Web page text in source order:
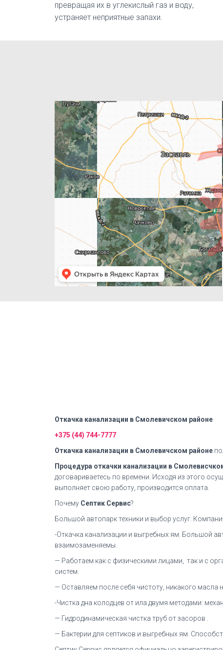
превращая их в углекислый газ и воду,
устраняет неприятные запахи.
Откачка канализации в Смолевичском районе
+375 (44) 744-7777
Откачка канализации в Смолевичском районе
Процедура откачки канализации в
договариваетесь по времени. Исходя из этого
выполняет свою работу, производится оплата.
Почему Септик Сервис?
Большой автопарк техники и выбор услуг.
-Откачка канализации и выгребных ям. Большой
взаимозаменяемы.
— Работаем как с физическими лицами, так и с
систем.
— Оставляем после себя чистоту, никакого масла
-Чистка дна колодцев от ила двумя методами:
— Гидродинамическая чистка труб от засоров .
— Бактерии для септиков и выгребных ям.